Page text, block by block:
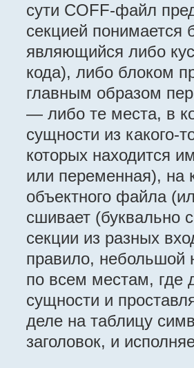
сути COFF-файл
секцией понимается
являющийся либо
кода), либо блоком
главным образом
— либо те места, в
сущности из какого-
которых находится
или переменная), на
объектного файла
сшивает (буквально
секции из разных
правило, небольшой
по всем местам, где
сущности и
деле на таблицу
заголовок, и